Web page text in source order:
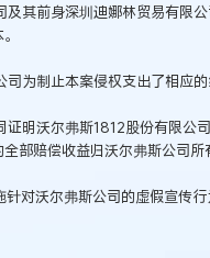
其前身深圳迪娜林贸易有限
为制止本案侵权支出了相应的
明沃尔弗斯1812股份有限公
部赔偿收益归沃尔弗斯公司所
对沃尔弗斯公司的虚假宣传行